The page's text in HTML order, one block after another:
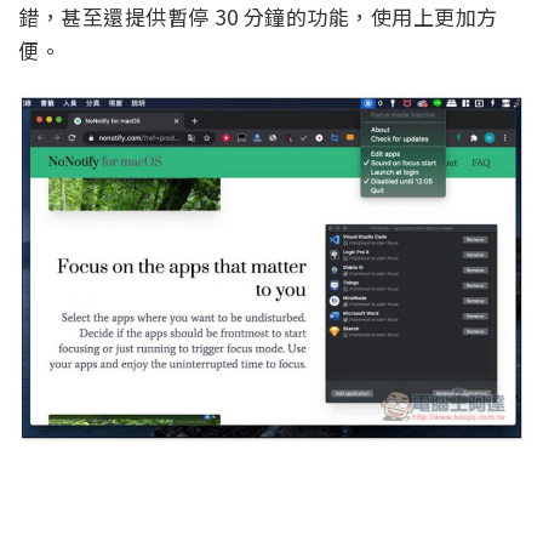
錯，甚至還提供暫停 30 分鐘的功能，使用上更加方
便。